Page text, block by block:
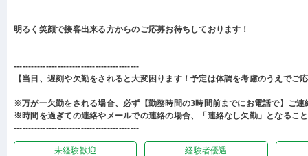
明るく笑顔で接客出来る方からのご応募お待ちしております！
-------------------------------------------
【当日、遅刻や欠勤をされると大変困ります！予定は体調を考慮のうえでご
※万が一欠勤をされる場合、必ず【勤務時間の3時間前までにお電話で】ご連
※時間を過ぎての連絡やメールでの連絡の場合、「連絡なし欠勤」となるこ
-------------------------------------------
未経験歓迎 経験者優遇